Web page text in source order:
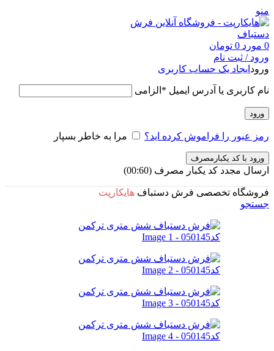
منو
0 مورد 0 تومان
ورود / ثبت نام
ورود ایجاد یک حساب کاربری
نام کاربری یا آدرس ایمیل * الزامی
ورود
رمز عبور را فراموش کرده اید؟ مرا به خاطر بسپار
ورود با کد یکبارمصرف
ارسال مجدد کد یکبار مصرف (00:
60
)
فروشگاه تخصصی فرش دستباف هایکارپت
جستجو